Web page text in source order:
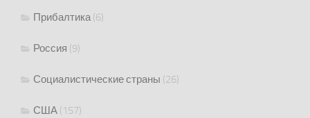
Прибалтика(6)
Россия (9)
Социалистические страны (26)
США (157)